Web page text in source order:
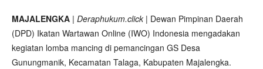
MAJALENGKA | Deraphukum.click | Dewan Pimpinan Daerah
(DPD) Ikatan Wartawan Online (IWO) Indonesia mengadakan
kegiatan lomba mancing di pemancingan GS Desa
Gunungmanik, Kecamatan Talaga, Kabupaten Majalengka.